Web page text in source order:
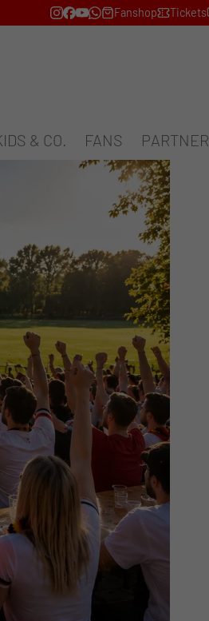
Fanshop Tickets
& CO. FANS PARTNER